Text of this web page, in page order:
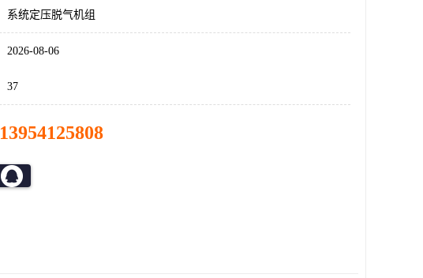
系统定压脱气机组
2026-08-06
37
13954125808